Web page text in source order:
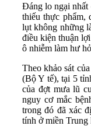
Đáng lo ngại nhất
thiếu thực phẩm,
lụt không những
điều kiện thuận
ô nhiễm làm hư
Theo khảo sát
(Bộ Y tế), tại 5
của đợt mưa lũ
nguy cơ mắc
trong đó đã xác
tính ở miền Trung